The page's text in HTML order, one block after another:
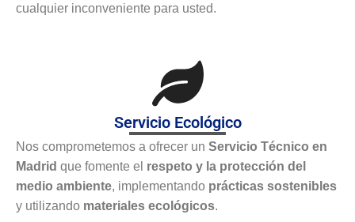
cualquier inconveniente para usted.
Servicio Ecológico
Nos comprometemos a ofrecer un Servicio Técnico en
Madrid que fomente el respeto y la protección del
medio ambiente, implementando prácticas sostenibles
y utilizando materiales ecológicos.